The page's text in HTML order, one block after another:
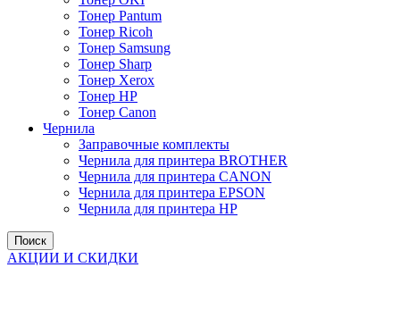
Тонер Pantum
Тонер Ricoh
Тонер Samsung
Тонер Sharp
Тонер Xerox
Тонер НР
Тонер Саnon
Чернила
Заправочные комплекты
Чернила для принтера BROTHER
Чернила для принтера CANON
Чернила для принтера EPSON
Чернила для принтера HP
Поиск
АКЦИИ И СКИДКИ